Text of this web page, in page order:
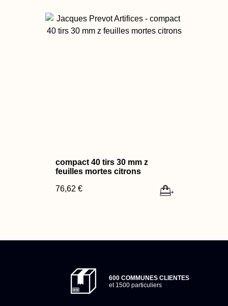
compact 40 tirs 30 mm z
feuilles mortes citrons
76,62 €
+
600 COMMUNES CLIENTES
et 1500 particuliers